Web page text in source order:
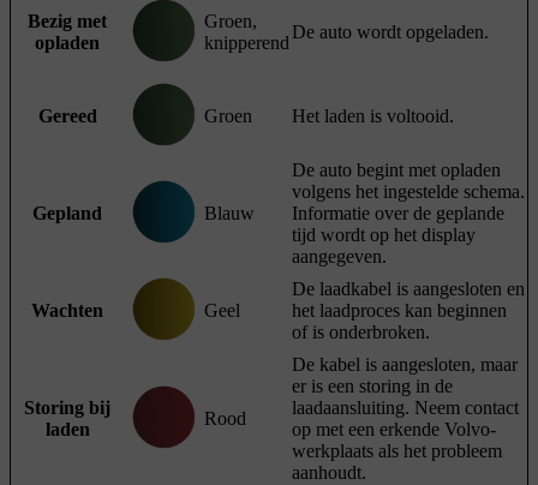
Bezig met
opladen
Groen,
knipperend
De auto wordt opgeladen.
Gereed Groen Het laden is voltooid.
Gepland Blauw
De auto begint met opladen
volgens het ingestelde schema.
Informatie over de geplande
tijd wordt op het display
aangegeven.
Wachten Geel
De laadkabel is aangesloten en
het laadproces kan beginnen
of is onderbroken.
Storing bij
laden
Rood
De kabel is aangesloten, maar
er is een storing in de
laadaansluiting. Neem contact
op met een erkende Volvo-
werkplaats als het probleem
aanhoudt.